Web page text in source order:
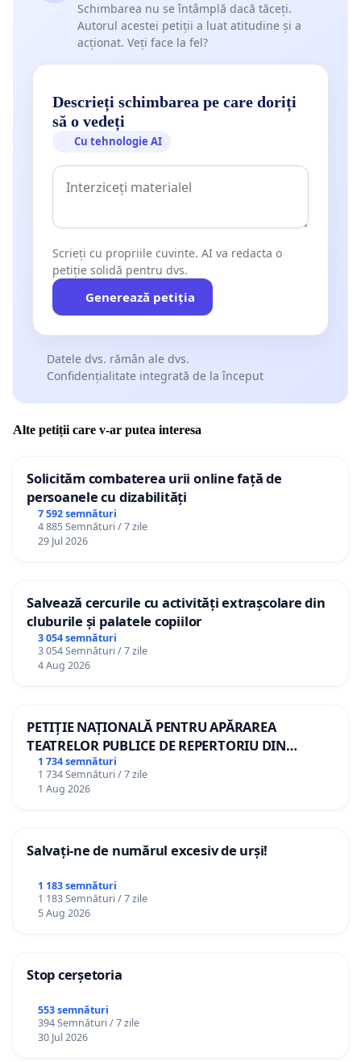
Schimbarea nu se întâmplă dacă tăceți.
Autorul acestei petiții a luat atitudine și a
acționat. Veți face la fel?
Descrieți schimbarea pe care doriți
să o vedeți
Cu tehnologie AI
Scrieți cu propriile cuvinte. AI va redacta o
petiție solidă pentru dvs.
Generează petiția
Datele dvs. rămân ale dvs.
Confidențialitate integrată de la început
Alte petiții care v-ar putea interesa
Solicităm combaterea urii online față de
persoanele cu dizabilități
7 592 semnături
4 885 Semnături / 7 zile
29 Jul 2026
Salvează cercurile cu activități extrașcolare din
cluburile și palatele copiilor
3 054 semnături
3 054 Semnături / 7 zile
4 Aug 2026
PETIȚIE NAȚIONALĂ PENTRU APĂRAREA
TEATRELOR PUBLICE DE REPERTORIU DIN
ROMÂNIA
1 734 semnături
1 734 Semnături / 7 zile
1 Aug 2026
Salvați-ne de numărul excesiv de urși!
1 183 semnături
1 183 Semnături / 7 zile
5 Aug 2026
Stop cerșetoria
553 semnături
394 Semnături / 7 zile
30 Jul 2026